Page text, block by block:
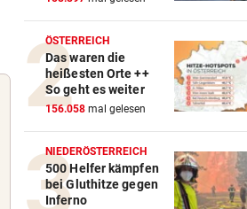
Halbfinal-Aus für Luca Karl
K.o.-Sprintbewerb
„KANN DAS JEMAND ...“ vor
Insta-Video von Ski-Idol
Braathen ausflippen
NA MAHLZEIT!
Nordkorea empfiehlt
gegen die Hitze
ÖSTERREICH
Das waren die
heißesten Orte ++
So geht es weiter
156.058 mal gelesen
NIEDERÖSTERREICH
500 Helfer kämpfen
bei Gluthitze gegen
Inferno